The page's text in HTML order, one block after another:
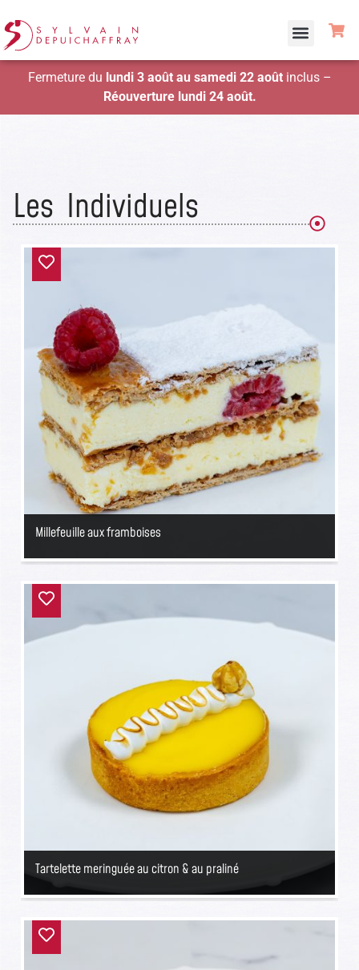
Fermeture du lundi 3 août au samedi 22 aoûtinclus –
Réouverture lundi 24 août.
Les Individuels
Millefeuille aux framboises
Tartelette meringuée au citron & au praliné